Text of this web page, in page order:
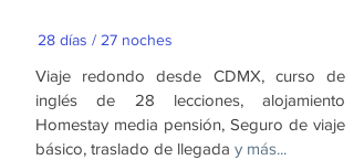
28 días / 27 noches
Viaje redondo desde CDMX, curso de
inglés de 28 lecciones, alojamiento
Homestay media pensión, Seguro de viaje
básico, traslado de llegada y más...